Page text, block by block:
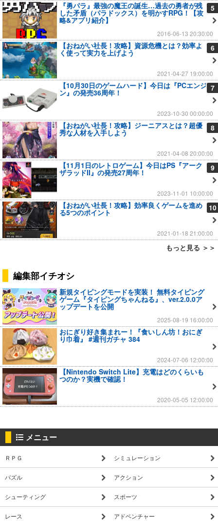
5
『勇パラ』最強の魔王の誕生…過去の勇者が残
した矛盾（パラドックス）を明かすRPG！【攻
略&アプリ紹介】
2016-06-13 20:30:00
6
【おねがい社長！攻略】資源危機とは？効率よ
く使って実力を上げよう
2021-04-27 19:00:00
7
【10月30日のゲームハード】今日は『PCエンジ
ン』の発売36周年！
2023-10-30 00:00:00
8
【おねがい社長！攻略】ジーニアスとは？超優
秀な人材を入手しよう
2021-04-08 20:00:00
9
【11月1日のレトロゲーム】今日はPS『アーク
ザラッドII』の発売27周年！
2023-11-01 10:00:00
10
【おねがい社長！攻略】効率良くゲームを進め
る5つのポイント
2021-01-18 21:00:00
もっと見る ＞＞
編集部イチオシ
新規タイピングモードを実装！ 無料タイピング
ゲーム『タイピングちゃんねる』、ver.2.0.0ア
ップデートを公開
2025-08-19 16:00:00
おにぎり好き集まれー！『食いしん坊！おにぎ
り巾着』 #週刊ガチャ 384
2024-07-06 12:00:00
【Nintendo Switch Lite】充電はどのくらいも
つのか？実機で確認！
2020-05-05 12:00:00
メニュー
ＲＰＧ シミュレーション
パズル アクション
シューティング スポーツ
レース アドベンチャー